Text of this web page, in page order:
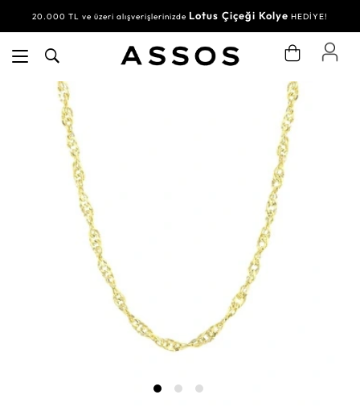
20.000 TL ve üzeri alışverişlerinizde Lotus Çiçeği Kolye HEDİYE!